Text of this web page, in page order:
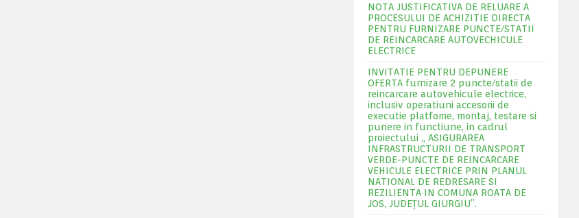
NOTA JUSTIFICATIVA DE RELUARE A
PROCESULUI DE ACHIZITIE DIRECTA
PENTRU FURNIZARE PUNCTE/STATII
DE REINCARCARE AUTOVECHICULE
ELECTRICE
INVITATIE PENTRU DEPUNERE
OFERTA furnizare 2 puncte/statii de
reincarcare autovehicule electrice,
inclusiv operatiuni accesorii de
executie platfome, montaj, testare si
punere in functiune, in cadrul
proiectului „ ASIGURAREA
INFRASTRUCTURII DE TRANSPORT
VERDE-PUNCTE DE REINCARCARE
VEHICULE ELECTRICE PRIN PLANUL
NATIONAL DE REDRESARE SI
REZILIENTA IN COMUNA ROATA DE
JOS, JUDEŢUL GIURGIU”.